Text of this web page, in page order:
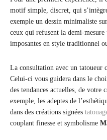
motif simple, discret, qui
exemple un dessin minimaliste
ceux qui refusent la demi-mesure
imposantes en style traditionnel
La consultation avec un tatoueur
Celui-ci vous guidera dans le
des tendances actuelles, de votre
exemple, les adeptes de
dans des créations signées
couplant finesse et symbolisme